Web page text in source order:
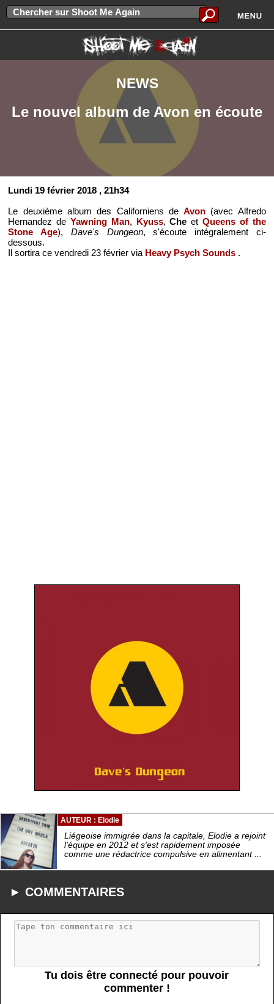
NEWS
Le nouvel album de Avon en écoute
Lundi 19 février 2018 , 21h34
Le deuxième album des Californiens deAvon (avec Alfredo
Hernandez deYawning Man, Kyuss,Che etQueens of the
Stone Age), Dave's Dungeon, s'écoute intégralement ci-
dessous.
Il sortira ce vendredi 23 février via Heavy Psych Sounds .
AUTEUR : Elodie
Liégeoise immigrée dans la capitale, Elodie a rejoint
l'équipe en 2012 et s'est rapidement imposée
comme une rédactrice compulsive en alimentant ...
► COMMENTAIRES
Tu dois être connecté pour pouvoir
commenter !